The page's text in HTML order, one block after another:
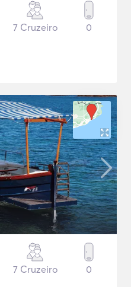
7 Cruzeiro 0
7 Cruzeiro 0